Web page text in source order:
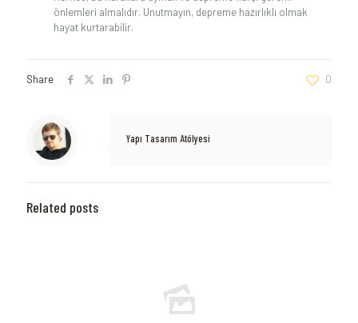
önlemleri almalıdır. Unutmayın, depreme hazırlıklı olmak
hayat kurtarabilir.
Share 0
Yapı Tasarım Atölyesi
Related posts